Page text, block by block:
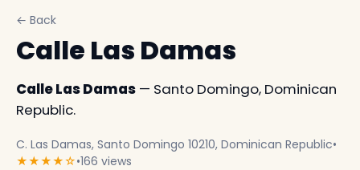
← Back
Calle Las Damas
Calle Las Damas — Santo Domingo, Dominican
Republic.
C. Las Damas, Santo Domingo 10210, Dominican Republic•
★★★★☆•166 views